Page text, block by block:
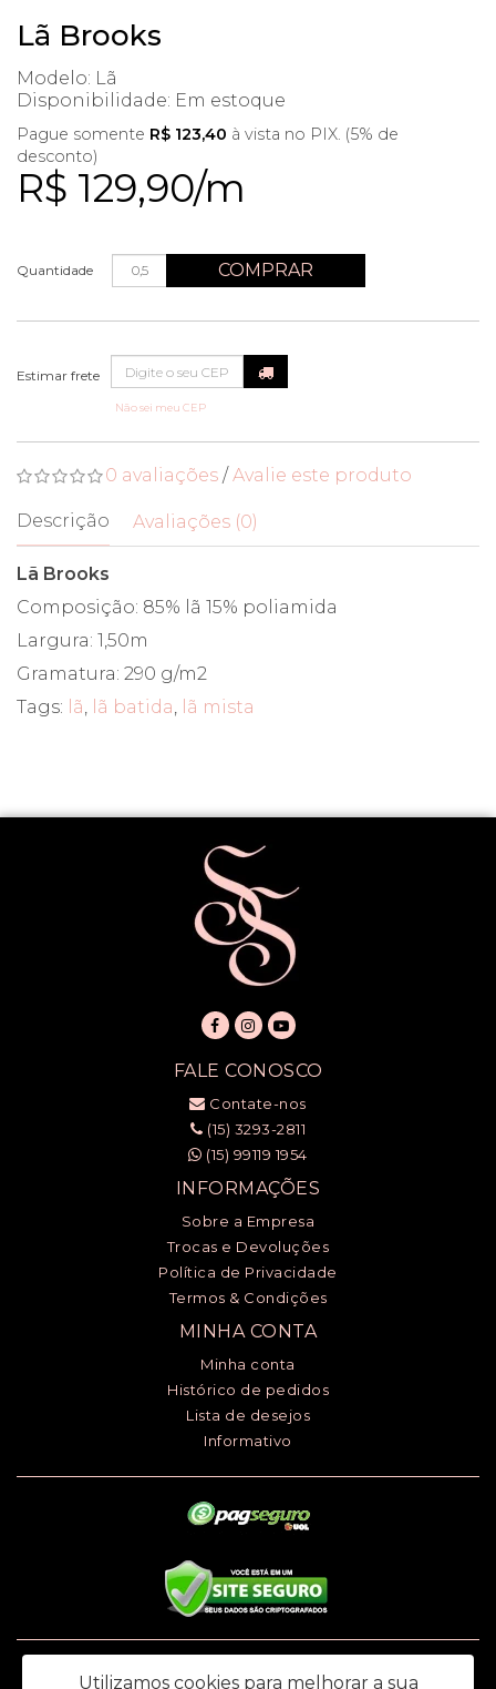
Lã Brooks
Modelo: Lã
Disponibilidade: Em estoque
R$ 129,90/m
Pague somente R$ 123,40 à vista no PIX. (5% de
desconto)
Quantidade COMPRAR
Não sei meu CEP
0 avaliações /Avalie este produto
Descrição Avaliações (0)
Lã Brooks
Composição: 85% lã 15% poliamida
Largura: 1,50m
Gramatura: 290 g/m2
Tags: lã, lã batida, lã mista
FALE CONOSCO
Contate-nos
(15) 3293-2811
(15) 99119 1954
INFORMAÇÕES
Sobre a Empresa
Trocas e Devoluções
Política de Privacidade
Termos & Condições
MINHA CONTA
Minha conta
Histórico de pedidos
Lista de desejos
Informativo
Utilizamos cookies para melhorar a sua